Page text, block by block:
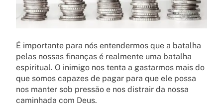
É importante para nós entendermos que a batalha
pelas nossas finanças é realmente uma batalha
espiritual. O inimigo nos tenta a gastarmos mais do
que somos capazes de pagar para que ele possa
nos manter sob pressão e nos distrair da nossa
caminhada com Deus.